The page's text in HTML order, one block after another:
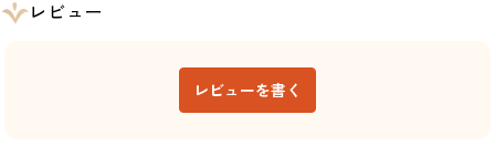
レビュー
レビューを書く